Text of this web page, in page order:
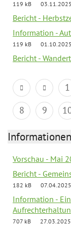
119 kB 03.11.2025
Bericht -
Information -
119 kB
01.10.2025
Bericht -
1
8
9
Vorschau - Mai
Bericht -
182 kB
07.04.2025
Information -
707 kB
27.03.2025